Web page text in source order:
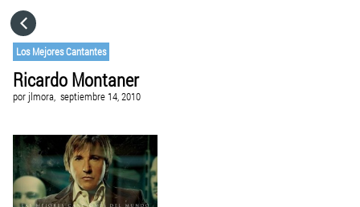
Los Mejores Cantantes
Ricardo Montaner
por jlmora, septiembre 14, 2010
IR A
VISITA EL SITIO WEB